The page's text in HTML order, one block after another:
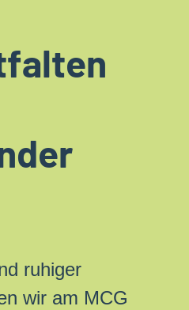
ruhiger
wir am MCG